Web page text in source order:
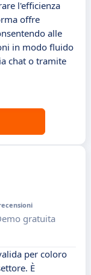
l'efficienza
offre
alle
in modo fluido
chat o tramite
gratuita
per coloro
È